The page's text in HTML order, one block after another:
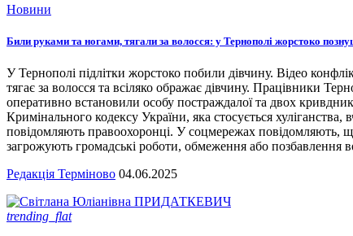
Новини
Били руками та ногами, тягали за волосся: у Тернополі жорстоко
У Тернополі підлітки жорстоко побили дівчину. Відео
тягає за волосся та всіляко ображає дівчину. Працівники
оперативно встановили особу постраждалої та двох
Кримінального кодексу України, яка стосується
повідомляють правоохоронці. У соцмережах повідомляють,
загрожують громадські роботи, обмеження або позбавлення
Редакція Терміново 04.06.2025
trending_flat